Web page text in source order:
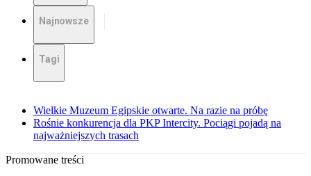
Najnowsze
Tagi
Wielkie Muzeum Egipskie otwarte. Na razie na próbę
Rośnie konkurencja dla PKP Intercity. Pociągi pojadą na
najważniejszych trasach
Promowane treści